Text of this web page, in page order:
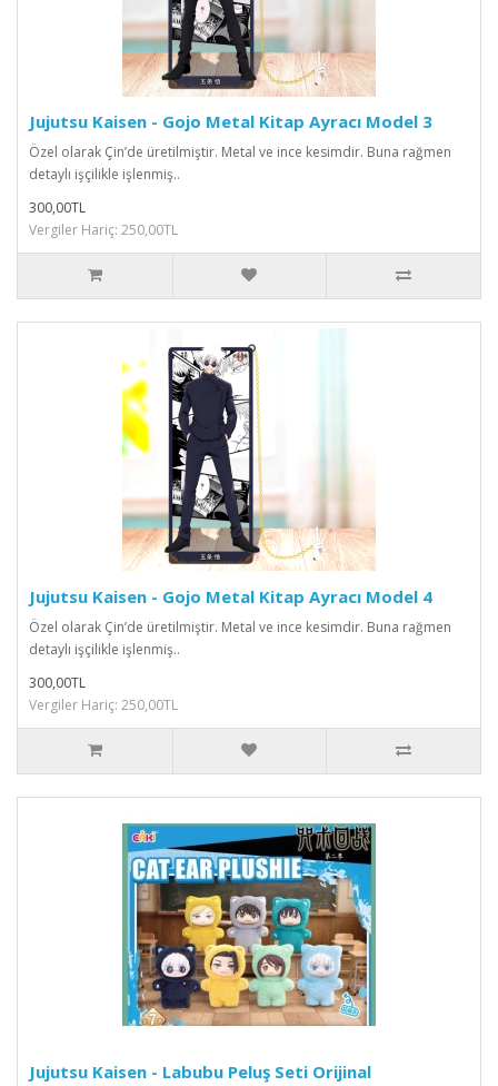
Jujutsu Kaisen - Gojo Metal Kitap Ayracı Model 3
Özel olarak Çin’de üretilmiştir. Metal ve ince kesimdir. Buna rağmen
detaylı işçilikle işlenmiş..
300,00TL
Vergiler Hariç: 250,00TL
Jujutsu Kaisen - Gojo Metal Kitap Ayracı Model 4
Özel olarak Çin’de üretilmiştir. Metal ve ince kesimdir. Buna rağmen
detaylı işçilikle işlenmiş..
300,00TL
Vergiler Hariç: 250,00TL
Jujutsu Kaisen - Labubu Peluş Seti Orijinal